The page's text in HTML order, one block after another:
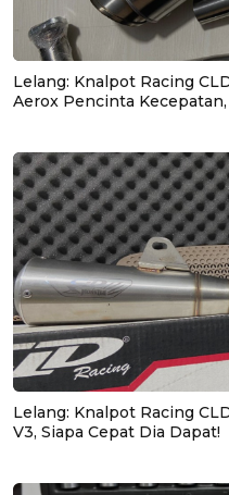
Lelang: Knalpot Racing
Aerox Pencinta
Lelang: Knalpot Racing
V3, Siapa Cepat Dia Dapat!